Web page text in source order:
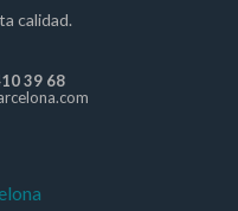
calidad.
39 68